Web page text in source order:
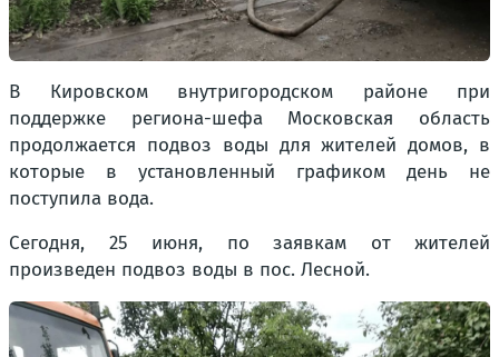
В Кировском внутригородском районе при
поддержке региона-шефа Московская область
продолжается подвоз воды для жителей домов, в
которые в установленный графиком день не
поступила вода.
Сегодня, 25 июня, по заявкам от жителей
произведен подвоз воды в пос. Лесной.